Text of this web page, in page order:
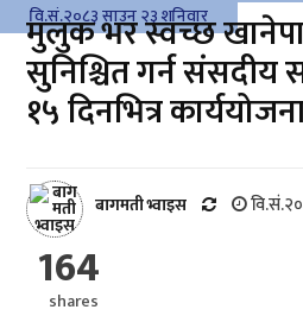
वि.सं.२०८३ साउन २३ शनिवार
मुलुक भर स्वच्छ
सुनिश्चित गर्न संसदीय
१५ दिनभित्र
बागमती भ्वाइस
164
shares